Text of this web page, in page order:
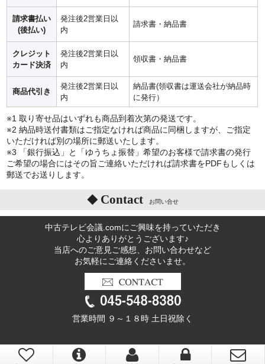
請求書払い
(後払い)
発注後2営業日以
内
請求書・納品書
クレジット
カード決済
発注後2営業日以
内
領収書・納品書
商品代引き
発注後2営業日以
内
納品書(領収書は運送会社が納品時
に発行）
※1 取り寄せ品はいずれも商品到着次第の発送です。
※2 納品時送付書類はご指定なければ商品に同梱しますが、ご指定
いただければ別の場所に郵送いたします。
※3 「銀行振込」と「ゆうちょ振替」希望のお客様で請求書の発行
ご希望の場合にはその旨ご連絡いただければ請求書をPDFもしくは
郵送でお送りします。
Contact お問い合せ
中古テレビ会議.comにご興味を持っていただき
心よりありがとうございます♪
当店へのご意見ご感想、お問い合わせなど
お気軽にご連絡くださいませ。
営業時間 ９～１８時 土日祝除く